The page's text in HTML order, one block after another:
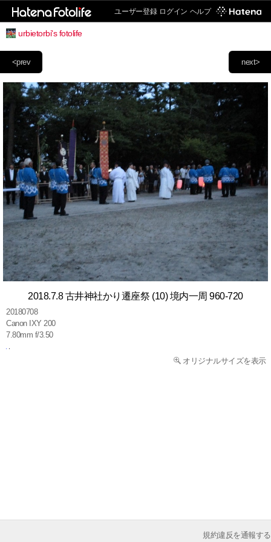
ユーザー登録 ログイン ヘルプ
urbietorbi's fotolife
next>
<prev
2018.7.8 古井神社かり遷座祭 (10) 境内一周 960-720
20180708
Canon IXY 200
7.80mm f/3.50
オリジナルサイズを表示
規約違反を通報する